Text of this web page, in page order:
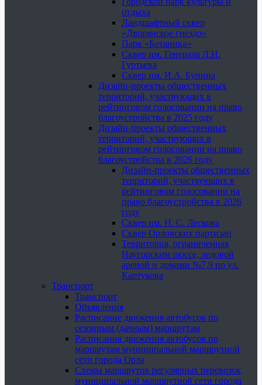
отдыха
Ландшафтный сквер
«Дворянское гнездо»
Парк «Ботаника»
Сквер им. Генерала Л.Н.
Гуртьева
Сквер им. И.А. Бунина
Дизайн-проекты общественных
территорий, участвующих в
рейтинговом голосовании на право
благоустройства в 2025 году
Дизайн-проекты общественных
территорий, участвующих в
рейтинговом голосовании на право
благоустройства в 2026 году
Дизайн-проекты общественных
территорий, участвующих в
рейтинговом голосовании на
право благоустройства в 2026
году
Сквер им. Н. С. Лескова
Сквер Орловских партизан
Территория, ограниченная
Наугорским шоссе, ледовой
ареной и домами №7,9 по ул.
Картукова
Транспорт
Транспорт
Объявления
Расписание движения автобусов по
сезонным (дачным) маршрутам
Расписания движения автобусов по
маршрутам муниципальной маршрутной
сети города Орла
Схемы маршрутов регулярных перевозок
муниципальной маршрутной сети города